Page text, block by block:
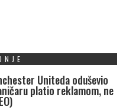
Uniteda oduševio
platio reklamom, ne